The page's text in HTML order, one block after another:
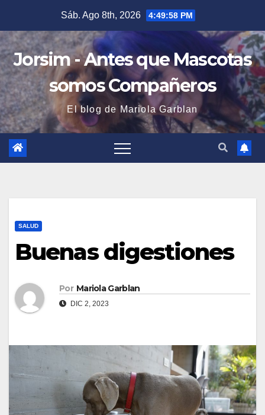
contenido
Sáb. Ago 8th, 2026 4:49:58 PM
Jorsim - Antes que Mascotas
somos Compañeros
El blog de Mariola Garblan
SALUD
Buenas digestiones
Por Mariola Garblan
DIC 2, 2023